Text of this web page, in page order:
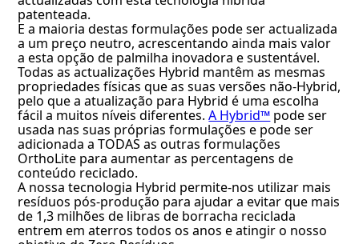
patenteada.
E a maioria destas formulações pode ser actualizada
a um preço neutro, acrescentando ainda mais valor
a esta opção de palmilha inovadora e sustentável.
Todas as actualizações Hybrid mantêm as mesmas
propriedades físicas que as suas versões não-Hybrid,
pelo que a atualização para Hybrid é uma escolha
fácil a muitos níveis diferentes.A Hybrid™ pode ser
usada nas suas próprias formulações e pode ser
adicionada a TODAS as outras formulações
OrthoLite para aumentar as percentagens de
conteúdo reciclado.
A nossa tecnologia Hybrid permite-nos utilizar mais
resíduos pós-produção para ajudar a evitar que mais
de 1,3 milhões de libras de borracha reciclada
entrem em aterros todos os anos e atingir o nosso